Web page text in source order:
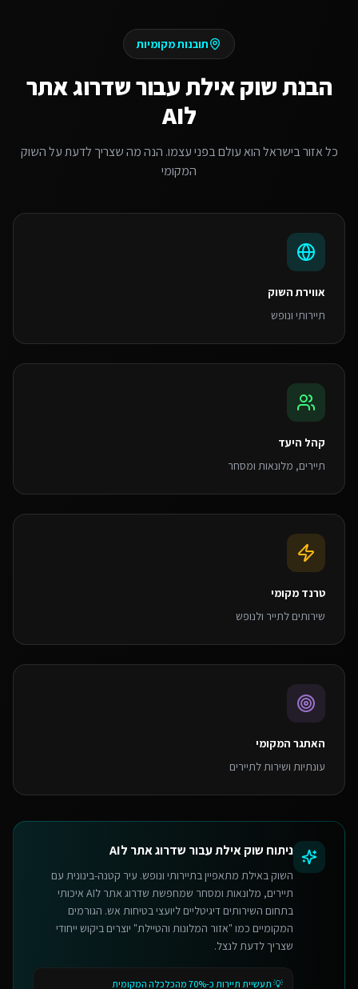
תובנות מקומיות
הבנת שוקאילתעבורשדרוג אתר
לAI
כל אזור בישראל הוא עולם בפני עצמו. הנה מה שצריך לדעת על השוק
המקומי
אווירת השוק
תיירותי ונופש
קהל היעד
תיירים, מלונאות ומסחר
טרנד מקומי
שירותים לתייר ולנופש
האתגר המקומי
עונתיות ושירות לתיירים
ניתוח שוקאילתעבור שדרוג אתר לAI
השוק באילת מתאפיין בתיירותי ונופש. עיר קטנה-בינונית עם
תיירים, מלונאות ומסחר שמחפשת שדרוג אתר לAI איכותי
בתחום השירותים דיגיטליים ליועצי בטיחות אש. הגורמים
המקומיים כמו "אזור המלונות והטיילת" יוצרים ביקוש ייחודי
שצריך לדעת לנצל.
💡 תעשיית תיירות כ-70% מהכלכלה המקומית